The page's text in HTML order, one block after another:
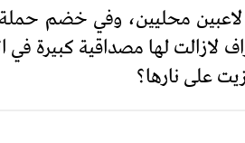
لاعبين محليين، وفي خضم
لازالت لها مصداقية كبيرة في
على نارها؟